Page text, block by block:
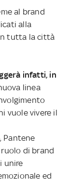
al brand
alla
tutta la città
infatti, in
linea
vuole vivere il
Pantene
di brand
unire
ed